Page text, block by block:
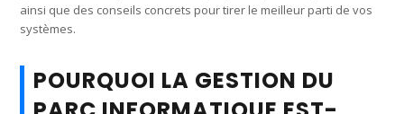
ainsi que des conseils concrets pour tirer le meilleur parti de vos
systèmes.
POURQUOI LA GESTION DU